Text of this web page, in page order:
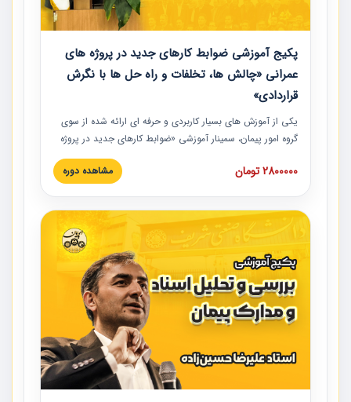
پکیج آموزشی ضوابط کارهای جدید در پروژه های
عمرانی «چالش ها، تخلفات و راه حل ها با نگرش
قراردادی»
یکی از آموزش‏‏‏‏‏‏ های بسیار کاربردی و حرفه‏ ای ارائه شده از سوی
گروه امور پیمان، سمینار آموزشی «ضوابط کارهای جدید در پروژه
های عمرانی» چالش ها، تخلفات و راه حل ها با نگرش قراردادی
است که در محل سندیکای شرکت های ساختمانی کشور ارائه شد.
مدارک پیمان به همراه تجربیات عملی ارائه شده است.
2800000 تومان مشاهده دوره